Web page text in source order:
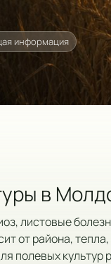
информация
в
листовые
от района,
полевых